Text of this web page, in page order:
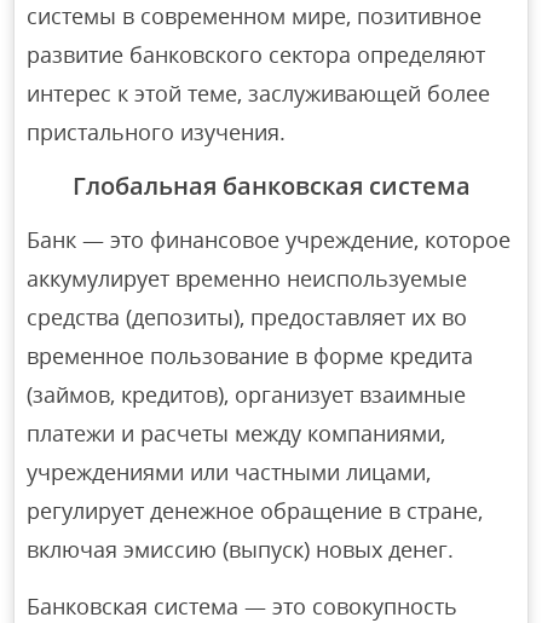
системы в современном мире, позитивное
развитие банковского сектора определяют
интерес к этой теме, заслуживающей более
пристального изучения.
Глобальная банковская система
Банк — это финансовое учреждение, которое
аккумулирует временно неиспользуемые
средства (депозиты), предоставляет их во
временное пользование в форме кредита
(займов, кредитов), организует взаимные
платежи и расчеты между компаниями,
учреждениями или частными лицами,
регулирует денежное обращение в стране,
включая эмиссию (выпуск) новых денег.
Банковская система — это совокупность